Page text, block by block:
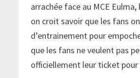
arrachée face au MCE
on croit savoir que les fans
d’entrainement pour
que les fans ne veulent pas
officiellement leur ticket pour